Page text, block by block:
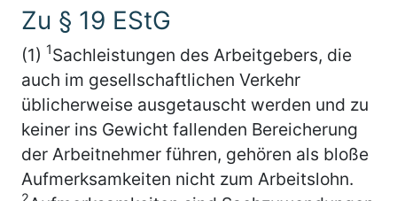
Zu § 19 EStG
(1) 1Sachleistungen des Arbeitgebers, die
auch im gesellschaftlichen Verkehr
üblicherweise ausgetauscht werden und zu
keiner ins Gewicht fallenden Bereicherung
der Arbeitnehmer führen, gehören als bloße
Aufmerksamkeiten nicht zum Arbeitslohn.